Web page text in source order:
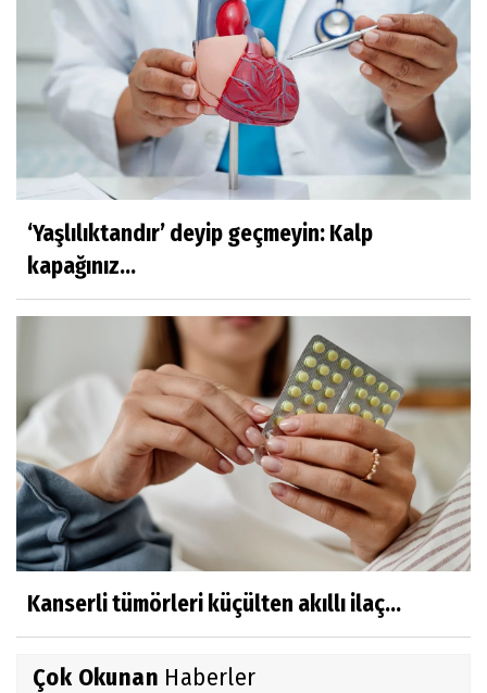
‘Yaşlılıktandır’ deyip geçmeyin: Kalp
kapağınız...
Kanserli tümörleri küçülten akıllı ilaç...
Çok Okunan Haberler